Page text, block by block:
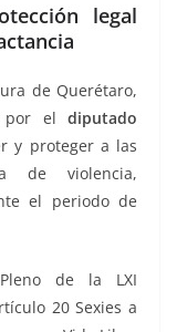
legal
de Querétaro,
por el diputado
y proteger a las
de violencia,
el periodo de
de la LXI
20 Sexies a